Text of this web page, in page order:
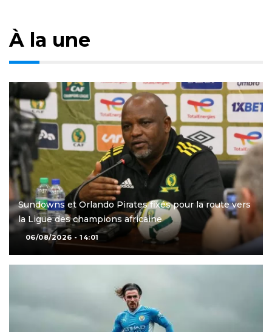
À la une
Sundowns et Orlando Pirates fixés pour la route vers
la Ligue des champions africaine
06/08/2026 - 14:01